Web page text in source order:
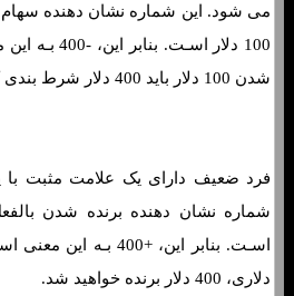
می شود. این شماره نشان دهنده سهام
100 دلار اسـت.
شدن 100 دلار باید 400 دلار شرط بندی کنید.
فرد ضعیف دارای یک علامت مثبت با
دلاری، 400 دلار برنده خواهید شد.